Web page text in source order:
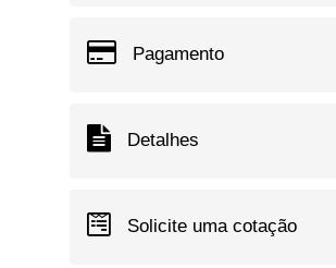
Pagamento
Detalhes
Solicite uma cotação